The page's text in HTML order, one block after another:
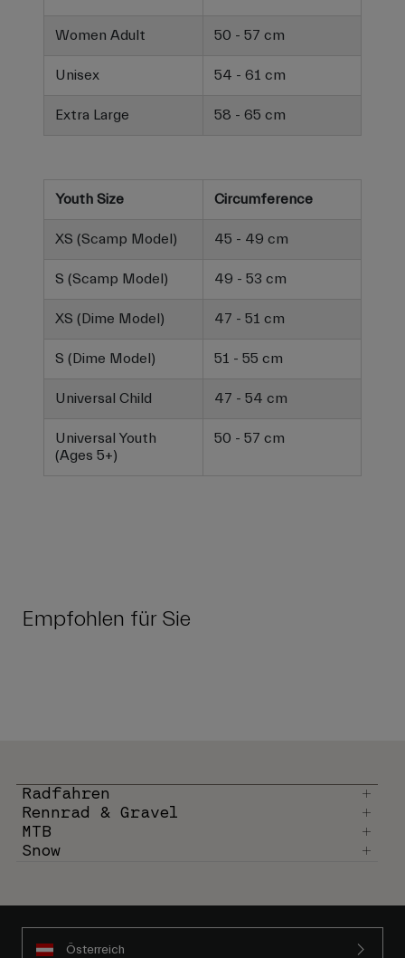
Women Adult 50 - 57 cm
Unisex 54 - 61 cm
Extra Large 58 - 65 cm
Youth Size Circumference
XS (Scamp Model) 45 - 49 cm
S (Scamp Model) 49 - 53 cm
XS (Dime Model) 47 - 51 cm
S (Dime Model) 51 - 55 cm
Universal Child 47 - 54 cm
Universal Youth
(Ages 5+)
50 - 57 cm
Empfohlen für Sie
Radfahren
Rennrad & Gravel
MTB
Snow
Österreich